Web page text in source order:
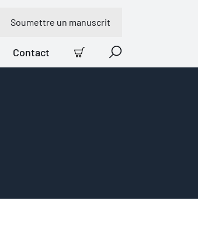
Soumettre un manuscrit
Contact
Panier Recherche